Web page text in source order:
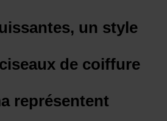
un style
de coiffure
représentent